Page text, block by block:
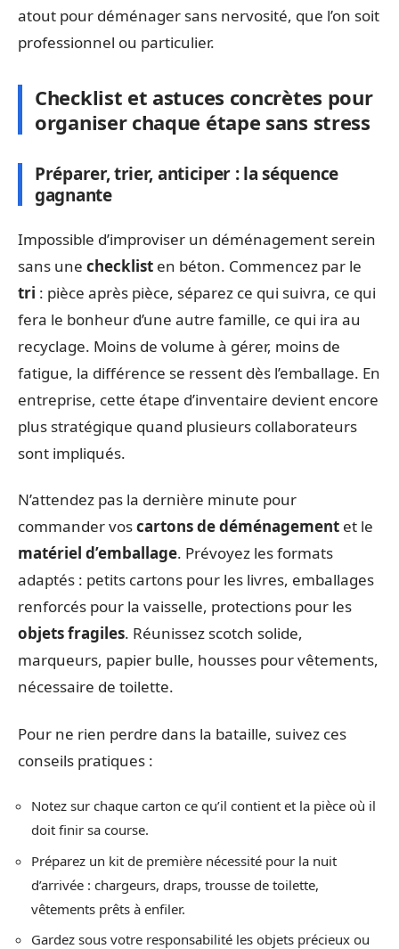
atout pour déménager sans nervosité, que l’on soit
professionnel ou particulier.
Checklist et astuces concrètes pour
organiser chaque étape sans stress
Préparer, trier, anticiper : la séquence
gagnante
Impossible d’improviser un déménagement serein
sans une checklist en béton. Commencez par le
tri : pièce après pièce, séparez ce qui suivra, ce qui
fera le bonheur d’une autre famille, ce qui ira au
recyclage. Moins de volume à gérer, moins de
fatigue, la différence se ressent dès l’emballage. En
entreprise, cette étape d’inventaire devient encore
plus stratégique quand plusieurs collaborateurs
sont impliqués.
N’attendez pas la dernière minute pour
commander voscartons de déménagement et le
matériel d’emballage. Prévoyez les formats
adaptés : petits cartons pour les livres, emballages
renforcés pour la vaisselle, protections pour les
objets fragiles. Réunissez scotch solide,
marqueurs, papier bulle, housses pour vêtements,
nécessaire de toilette.
Pour ne rien perdre dans la bataille, suivez ces
conseils pratiques :
Notez sur chaque carton ce qu’il contient et la pièce où il
doit finir sa course.
Préparez un kit de première nécessité pour la nuit
d’arrivée : chargeurs, draps, trousse de toilette,
vêtements prêts à enfiler.
Gardez sous votre responsabilité les objets précieux ou